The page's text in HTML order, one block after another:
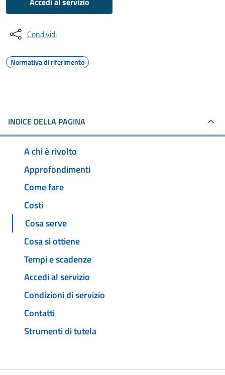
Condividi
Normativa di riferimento
INDICE DELLA PAGINA
A chi è rivolto
Approfondimenti
Come fare
Costi
Cosa serve
Cosa si ottiene
Tempi e scadenze
Accedi al servizio
Condizioni di servizio
Contatti
Strumenti di tutela